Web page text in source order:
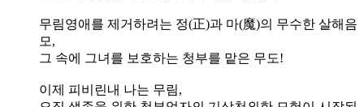
무림영애를 제거하려는 정(正)과 마(魔)의 무수한 살해음
모,
그 속에 그녀를 보호하는 청부를 맡은 무도!
이제 피비린내 나는 무림,